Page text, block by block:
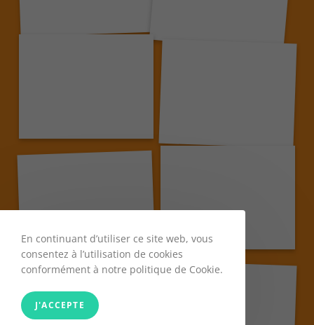
En continuant d’utiliser ce site web, vous
consentez à l’utilisation de cookies
conformément à notre politique de Cookie.
J'ACCEPTE